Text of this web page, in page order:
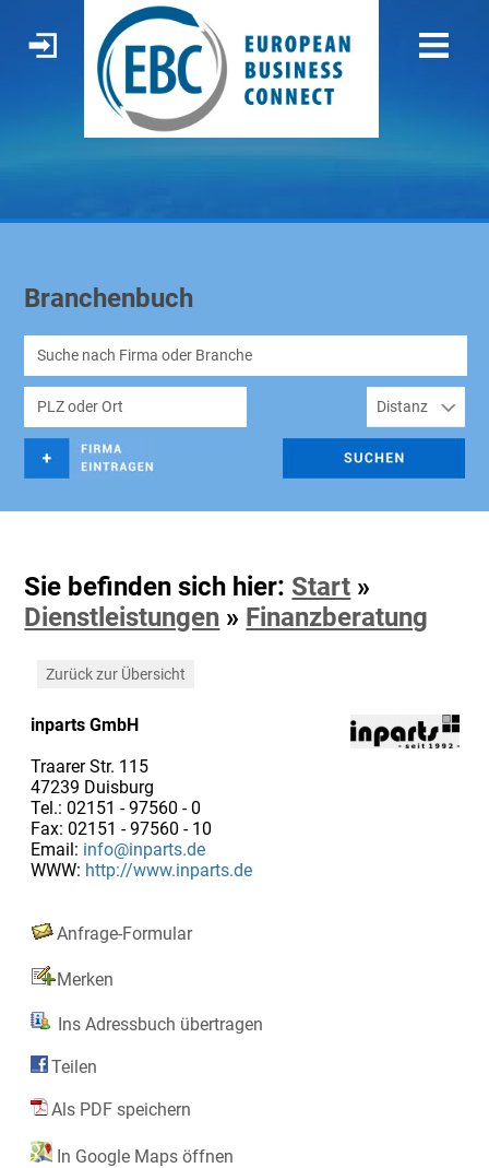
Branchenbuch
Sie befinden sich hier: Start »
Dienstleistungen » Finanzberatung
Zurück zur Übersicht
inparts GmbH
Traarer Str. 115
47239 Duisburg
Tel.: 02151 - 97560 - 0
Fax: 02151 - 97560 - 10
Email: info@inparts.de
WWW: http://www.inparts.de
Anfrage-Formular
Merken
Ins Adressbuch übertragen
Teilen
Als PDF speichern
In Google Maps öffnen